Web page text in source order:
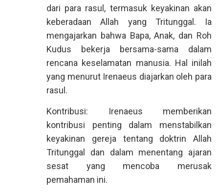
dari para rasul, termasuk keyakinan akan
keberadaan Allah yang Tritunggal. Ia
mengajarkan bahwa Bapa, Anak, dan Roh
Kudus bekerja bersama-sama dalam
rencana keselamatan manusia. Hal inilah
yang menurut Irenaeus diajarkan oleh para
rasul.
Kontribusi: Irenaeus memberikan
kontribusi penting dalam menstabilkan
keyakinan gereja tentang doktrin Allah
Tritunggal dan dalam menentang ajaran
sesat yang mencoba merusak
pemahaman ini.